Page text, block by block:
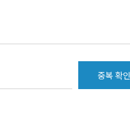
중복 확인